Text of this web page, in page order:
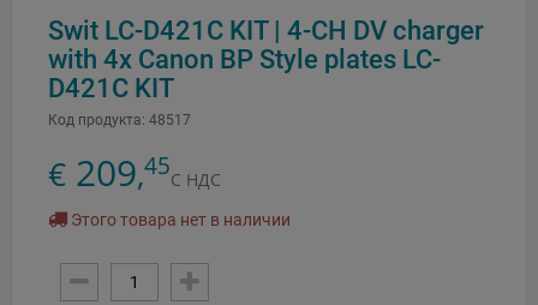
Swit LC-D421C KIT | 4-CH DV charger
with 4x Canon BP Style plates LC-
D421C KIT
Код продукта: 48517
€ 209,45С НДС
Этого товара нет в наличии